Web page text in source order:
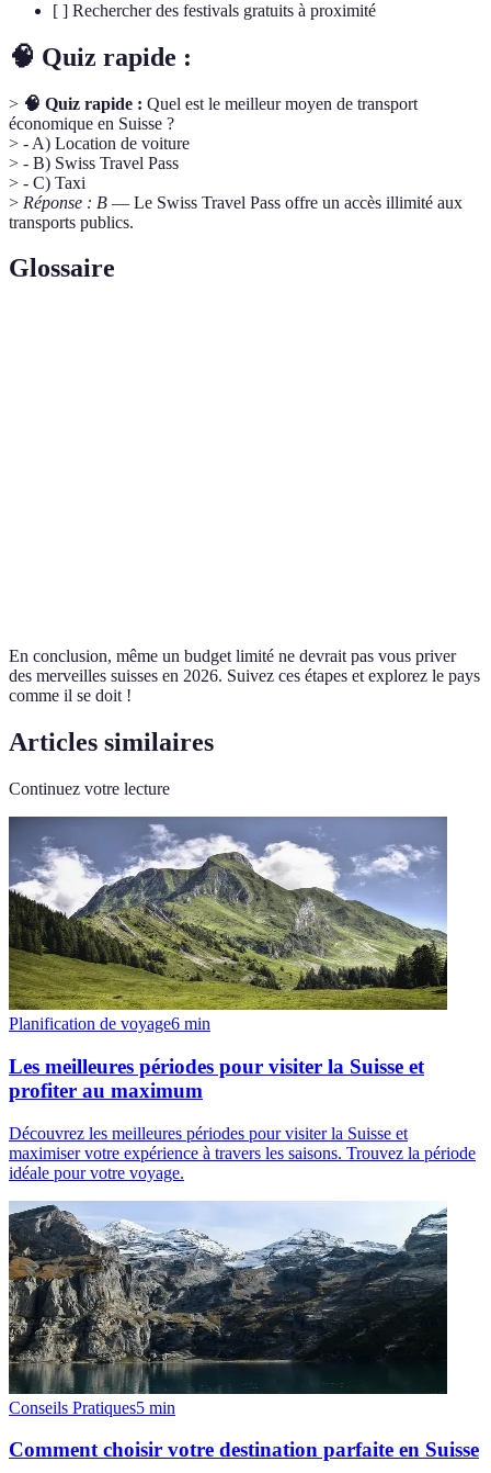
[ ] Rechercher des festivals gratuits à proximité
🧠 Quiz rapide :
> 🧠 Quiz rapide : Quel est le meilleur moyen de transport
économique en Suisse ?
> - A) Location de voiture
> - B) Swiss Travel Pass
> - C) Taxi
> Réponse : B — Le Swiss Travel Pass offre un accès illimité aux
transports publics.
Glossaire
En conclusion, même un budget limité ne devrait pas vous priver
des merveilles suisses en 2026. Suivez ces étapes et explorez le pays
comme il se doit !
Articles similaires
Continuez votre lecture
Planification de voyage6 min
Les meilleures périodes pour visiter la Suisse et
profiter au maximum
Découvrez les meilleures périodes pour visiter la Suisse et
maximiser votre expérience à travers les saisons. Trouvez la période
idéale pour votre voyage.
Conseils Pratiques5 min
Comment choisir votre destination parfaite en Suisse